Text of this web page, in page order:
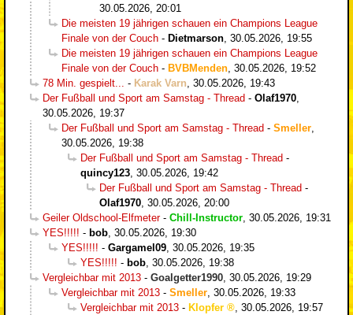
30.05.2026, 20:01
Die meisten 19 jährigen schauen ein Champions League
Finale von der Couch - Dietmarson 30.05.2026, 19:55
Die meisten 19 jährigen schauen ein Champions League
Finale von der Couch - BVBMenden 30.05.2026, 19:52
78 Min. gespielt...
- Karak Varn 30.05.2026, 19:43
Der Fußball und Sport am Samstag - Thread - Olaf1970
30.05.2026, 19:37
Der Fußball und Sport am Samstag - Thread - Smeller
30.05.2026, 19:38
Der Fußball und Sport am Samstag - Thread -
quincy123 30.05.2026, 19:42
Der Fußball und Sport am Samstag - Thread -
Olaf1970 30.05.2026, 20:00
Geiler Oldschool-Elfmeter- Chill-Instructor 30.05.2026, 19:31
YES!!!!! - bob 30.05.2026, 19:30
YES!!!!! - Gargamel09 30.05.2026, 19:35
YES!!!!! - bob 30.05.2026, 19:38
Vergleichbar mit 2013 - Goalgetter1990 30.05.2026, 19:29
Vergleichbar mit 2013 - Smeller 30.05.2026, 19:33
Vergleichbar mit 2013 - Klopfer
30.05.2026, 19:57